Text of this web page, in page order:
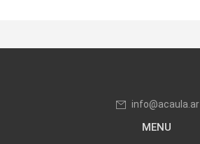
info@acaula.ar
MENU